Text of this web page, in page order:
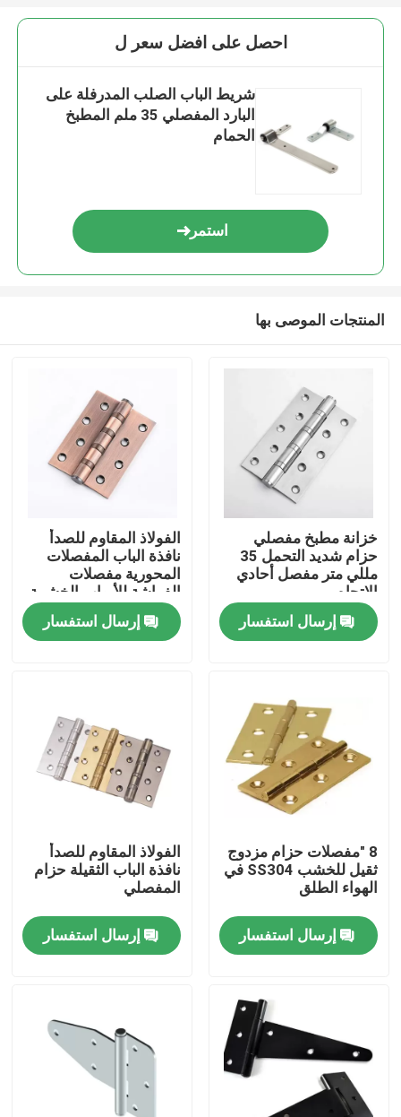
مسكن
معلومات عنا
جولة في المعمل
اتصل بنا
مادة Inconel 600
مادة Incoloy 800
مادة Inconel 718
احصل على افضل سعر ل
شريط الباب الصلب المدرفلة على
البارد المفصلي 35 ملم المطبخ
الحمام
استمر
المنتجات الموصى بها
خزانة مطبخ مفصلي
حزام شديد التحمل 35
مللي متر مفصل أحادي
الاتجاه
إرسال استفسار
الفولاذ المقاوم للصدأ
نافذة الباب المفصلات
المحورية مفصلات
الفراشة للأبواب الخشبية
الثقيلة
إرسال استفسار
8 "مفصلات حزام مزدوج
ثقيل للخشب SS304 في
الهواء الطلق
إرسال استفسار
الفولاذ المقاوم للصدأ
نافذة الباب الثقيلة حزام
المفصلي
إرسال استفسار